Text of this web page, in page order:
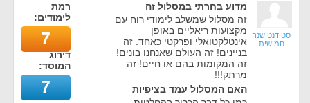
סטודנט שנה
חמישית
מדוע בחרתי במסלול זה
זה מסלול שמשלב לימודי רוח עם
מקצועות ריאליים באופן
אינטלקטואלי ופרקטי כאחד. זה
בניינים! זה העולם שאנחנו בונים!
זה המקומות בהם או חיים! זה
מרתק!!!
האם המסלול עמד בציפיות
רמת
לימודים:
7
דירוג
המוסד:
7